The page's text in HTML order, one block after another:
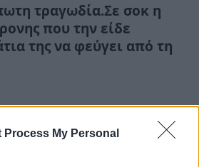
Process My Personal
τραγωδία.Σε σοκ η
που την είδε
της να φεύγει από τη
, που είδε με τα ίδια της τα…